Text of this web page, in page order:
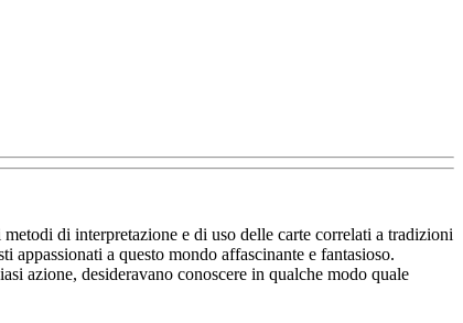
di interpretazione e di uso delle carte correlati a tradizioni
appassionati a questo mondo affascinante e fantasioso.
azione, desideravano conoscere in qualche modo quale